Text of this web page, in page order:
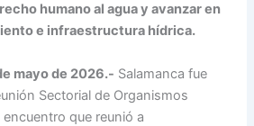
humano al agua y avanzar en
e infraestructura hídrica.
mayo de 2026.- Salamanca fue
Sectorial de Organismos
que reunió a